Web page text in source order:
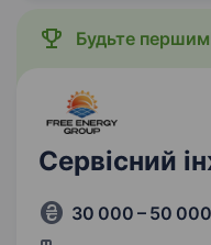
Будьте
Сервісний
30 000 – 50